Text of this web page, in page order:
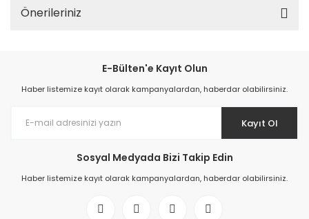
Önerileriniz
E-Bülten'e Kayıt Olun
Haber listemize kayıt olarak kampanyalardan, haberdar olabilirsiniz.
Kayıt Ol
Sosyal Medyada Bizi Takip Edin
Haber listemize kayıt olarak kampanyalardan, haberdar olabilirsiniz.